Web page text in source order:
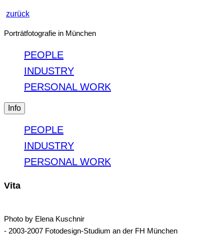
zurück
Porträtfotografie in München
PEOPLE
INDUSTRY
PERSONAL WORK
Info
PEOPLE
INDUSTRY
PERSONAL WORK
Vita
Photo by Elena Kuschnir
- 2003-2007 Fotodesign-Studium an der FH München